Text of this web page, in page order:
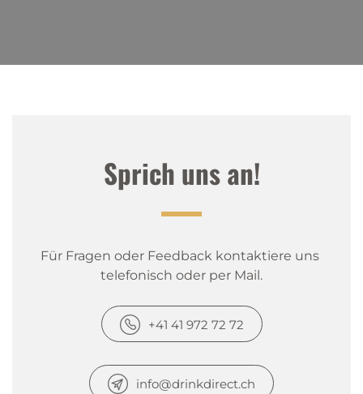
Sprich uns an!
Für Fragen oder Feedback kontaktiere uns
telefonisch oder per Mail.
+41 41 972 72 72
info@drinkdirect.ch